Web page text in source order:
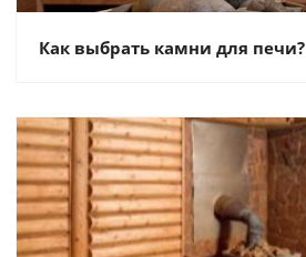
Как выбрать камни для печи?